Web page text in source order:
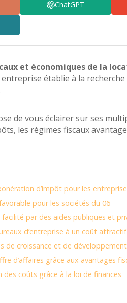
ChatGPT
et économiques de la
établie à la
de vous éclairer sur ses
les régimes fiscaux
d’impôt pour les
pour les sociétés du 06
facilité par des aides publiques et
d’entreprise à un coût attractif
de croissance et de développement
d’affaires grâce aux avantages
des coûts grâce à la loi de finances